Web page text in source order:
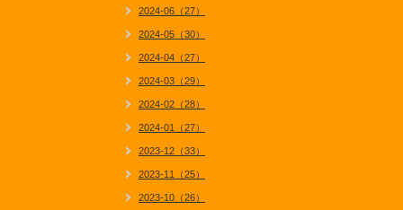
2024-06（27）
2024-05（30）
2024-04（27）
2024-03（29）
2024-02（28）
2024-01（27）
2023-12（33）
2023-11（25）
2023-10（26）